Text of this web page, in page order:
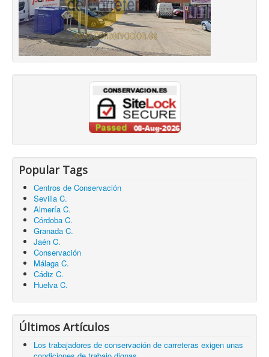
Popular Tags
Centros de Conservación
Sevilla C.
Almería C.
Córdoba C.
Granada C.
Jaén C.
Conservación
Málaga C.
Cádiz C.
Huelva C.
Últimos Artículos
Los trabajadores de conservación de carreteras exigen unas